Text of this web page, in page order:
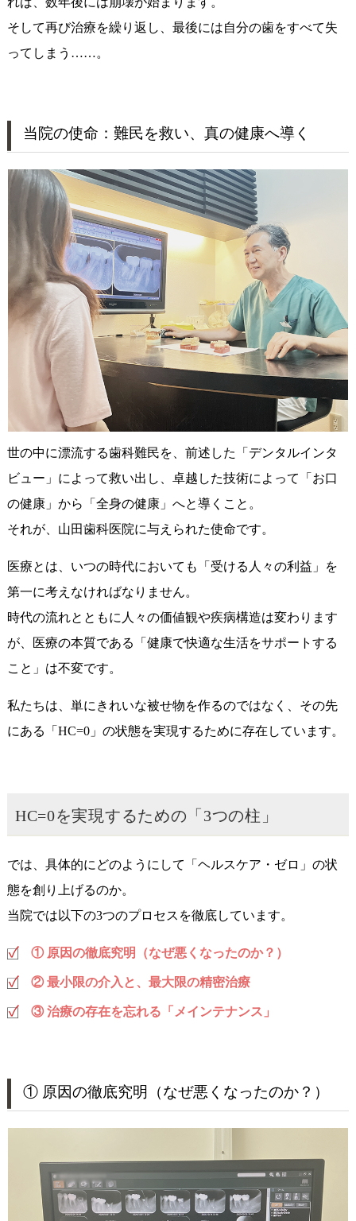
そして再び治療を繰り返し、最後には自分の歯をすべて失
ってしまう……。
当院の使命：難民を救い、真の健康へ導く
世の中に漂流する歯科難民を、前述した「デンタルインタ
ビュー」によって救い出し、卓越した技術によって「お口
の健康」から「全身の健康」へと導くこと。
それが、山田歯科医院に与えられた使命です。
医療とは、いつの時代においても「受ける人々の利益」を
第一に考えなければなりません。
時代の流れとともに人々の価値観や疾病構造は変わります
が、医療の本質である「健康で快適な生活をサポートする
こと」は不変です。
私たちは、単にきれいな被せ物を作るのではなく、その先
にある「HC=0」の状態を実現するために存在しています。
HC=0を実現するための「3つの柱」
では、具体的にどのようにして「ヘルスケア・ゼロ」の状
態を創り上げるのか。
当院では以下の3つのプロセスを徹底しています。
① 原因の徹底究明（なぜ悪くなったのか？）
② 最小限の介入と、最大限の精密治療
③ 治療の存在を忘れる「メインテナンス」
① 原因の徹底究明（なぜ悪くなったのか？）